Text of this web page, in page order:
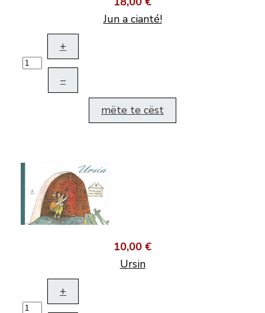
Jun a cianté!
+
–
mëte te cëst
10,00 €
Ursin
+